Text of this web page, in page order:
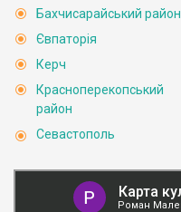
Бахчисарайський район
Євпаторія
Керч
Красноперекопський
район
Севастополь